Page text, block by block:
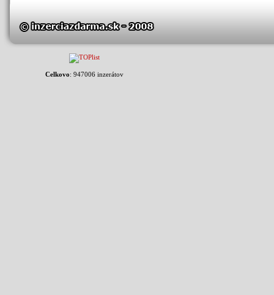
Celkovo: 947006 inzerátov